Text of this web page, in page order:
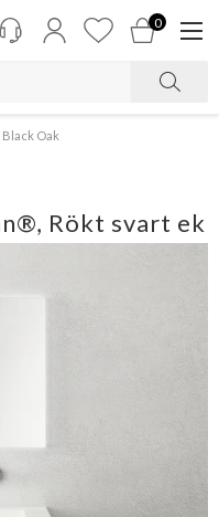
0
Black Oak
Rökt svart ek